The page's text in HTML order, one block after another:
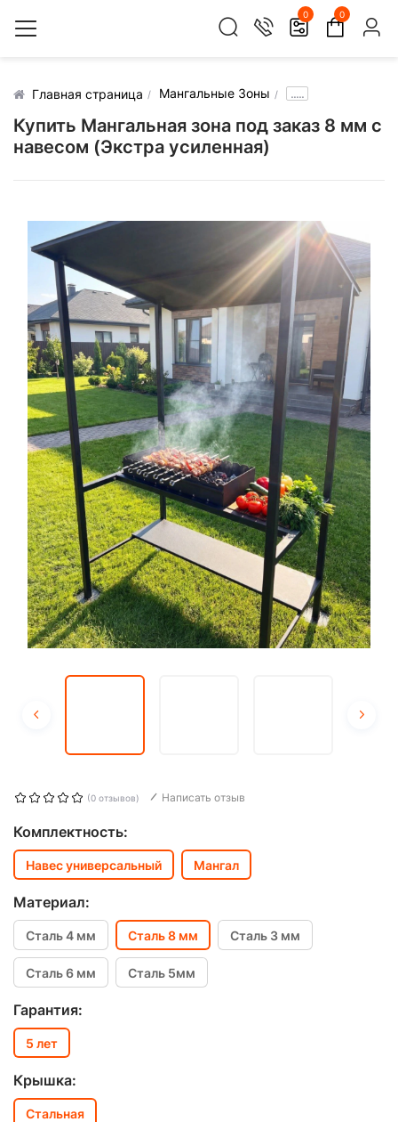
0 0
Главная страница Мангальные Зоны .....
Купить Мангальная зона под заказ 8 мм с
навесом (Экстра усиленная)
(0 отзывов) Написать отзыв
Комплектность:
Навес универсальный Мангал
Материал:
Сталь 4 мм Сталь 8 мм Сталь 3 мм
Сталь 6 мм Сталь 5мм
Гарантия:
5 лет
Крышка:
Стальная